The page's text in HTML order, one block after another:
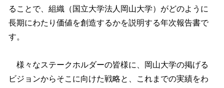
ることで、組織（国立大学法人岡山大学）がどのように
長期にわたり価値を創造するかを説明する年次報告書で
す。
様々なステークホルダーの皆様に、岡山大学の掲げる
ビジョンからそこに向けた戦略と、これまでの実績をわ